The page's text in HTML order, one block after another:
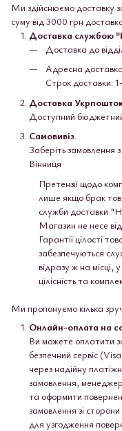
Ми здійснюємо доставку
суму від 3000 грн
Доставка службою
Доставка до
Адресна
Строк доставки:
Доставка
Доступний бюджетний
Самовивіз.
Заберіть замовлення
Вінниця
Претензії щодо
лише якщо брак
служби доставки
Магазин не несе
Гарантії цілості
забезпечуються
відразу ж на місці,
цілісність та
Ми пропонуємо кілька
Онлайн-оплата на
Ви можете оплатити
безпечний сервіс
через надійну
замовлення,
та оформити
замовлення зі
для узгодження